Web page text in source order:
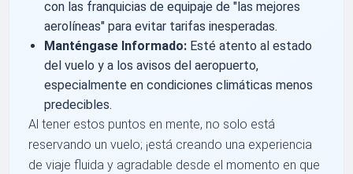
con las franquicias de equipaje de "las mejores
aerolíneas" para evitar tarifas inesperadas.
Manténgase Informado: Esté atento al estado
del vuelo y a los avisos del aeropuerto,
especialmente en condiciones climáticas menos
predecibles.
Al tener estos puntos en mente, no solo está
reservando un vuelo; ¡está creando una experiencia
de viaje fluida y agradable desde el momento en que